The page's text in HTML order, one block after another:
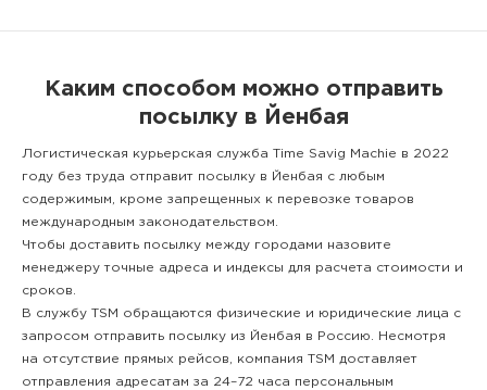
Каким способом можно отправить
посылку в Йенбая
Логистическая курьерская служба Time Savig Machie в 2022
году без труда отправит посылку в Йенбая с любым
содержимым, кроме запрещенных к перевозке товаров
международным законодательством.
Чтобы доставить посылку между городами назовите
менеджеру точные адреса и индексы для расчета стоимости и
сроков.
В службу TSM обращаются физические и юридические лица с
запросом отправить посылку из Йенбая в Россию. Несмотря
на отсутствие прямых рейсов, компания TSM доставляет
отправления адресатам за 24–72 часа персональным